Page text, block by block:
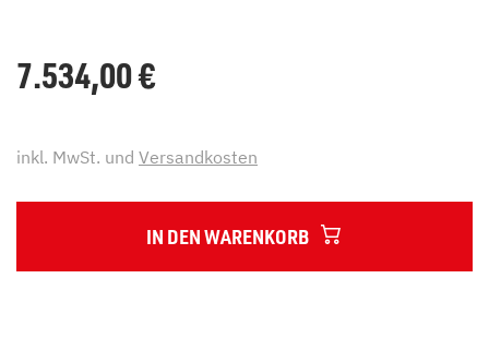
7.534,00€
inkl. MwSt. und Versandkosten
IN DEN WARENKORB